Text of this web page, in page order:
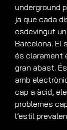
underground
ja que cada
esdevingut
Barcelona. El
és clarament
gran abast.
amb
cap a àcid,
problemes
l’estil